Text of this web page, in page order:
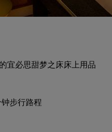
宜必思甜梦之床床上用品
钟步行路程